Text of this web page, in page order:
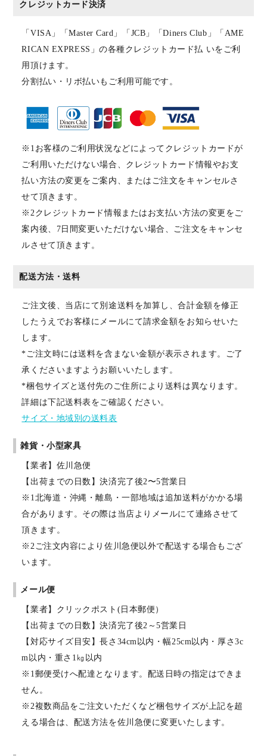
クレジットカード決済
「VISA」「Master Card」「JCB」「Diners Club」「AME
RICAN EXPRESS」の各種クレジットカード払 いをご利
用頂けます。
分割払い・リボ払いもご利用可能です。
※1お客様のご利用状況などによってクレジットカードが
ご利用いただけない場合、クレジットカード情報やお支
払い方法の変更をご案内、またはご注文をキャンセルさ
せて頂きます。
※2クレジットカード情報またはお支払い方法の変更をご
案内後、7日間変更いただけない場合、ご注文をキャンセ
ルさせて頂きます。
配送方法・送料
ご注文後、当店にて別途送料を加算し、合計金額を修正
したうえでお客様にメールにて請求金額をお知らせいた
します。
*ご注文時には送料を含まない金額が表示されます。ご了
承くださいますようお願いいたします。
*梱包サイズと送付先のご住所により送料は異なります。
詳細は下記送料表をご確認ください。
サイズ・地域別の送料表
雑貨・小型家具
【業者】佐川急便
【出荷までの日数】決済完了後2〜5営業日
※1北海道・沖縄・離島・一部地域は追加送料がかかる場
合があります。その際は当店よりメールにて連絡させて
頂きます。
※2ご注文内容により佐川急便以外で配送する場合もござ
います。
メール便
【業者】クリックポスト(日本郵便）
【出荷までの日数】決済完了後2～5営業日
【対応サイズ目安】長さ34cm以内・幅25cm以内・厚さ3c
m以内・重さ1㎏以内
※1郵便受けへ配達となります。配送日時の指定はできま
せん。
※2複数商品をご注文いただくなど梱包サイズが上記を超
える場合は、配送方法を佐川急便に変更いたします。